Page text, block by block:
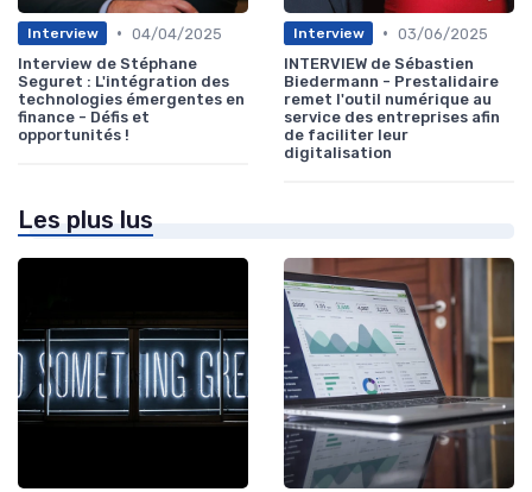
Interview • 04/04/2025
Interview de Stéphane
Seguret : L'intégration des
technologies émergentes en
finance - Défis et
opportunités !
Interview • 03/06/2025
INTERVIEW de Sébastien
Biedermann - Prestalidaire
remet l'outil numérique au
service des entreprises afin
de faciliter leur
digitalisation
Les plus lus